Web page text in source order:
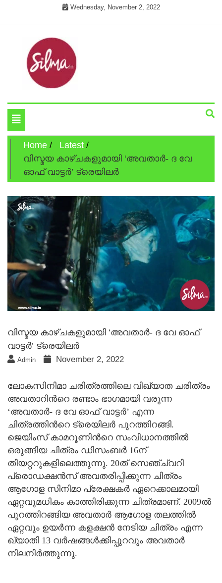
Wednesday, November 2, 2022
Silma.in
Toggle
navigation
Home
Latest
വിസ്മയ കാഴ്ചകളുമായി ‘അവതാര്‍- ദ വേ
ഓഫ് വാട്ടര്‍’ ട്രെയിലര്‍
വിസ്മയ കാഴ്ചകളുമായി ‘അവതാര്‍- ദ വേ ഓഫ്
വാട്ടര്‍’ ട്രെയിലര്‍
Admin November 2, 2022
ലോകസിനിമാ ചരിത്രത്തിലെ വിഖ്യാത ചരിത്രം
അവതാറിന്‍റെ രണ്ടാം ഭാഗമായി വരുന്ന
‘അവതാര്‍- ദ വേ ഓഫ് വാട്ടര്‍’ എന്ന
ചിത്രത്തിന്‍റെ ട്രെയിലര്‍ പുറത്തിറങ്ങി.
ജെയിംസ് കാമറൂണിന്‍റെ സംവിധാനത്തില്‍
ഒരുങ്ങിയ ചിത്രം ഡിസംബര്‍ 16ന്
തിയറ്ററുകളിലെത്തുന്നു. 20ത് സെഞ്ച്വറി
പ്രൊഡക്ഷന്‍സ് അവതരിപ്പിക്കുന്ന ചിത്രം
ആഗോള സിനിമാ പ്രേക്ഷകര്‍ ഏറെക്കാലമായി
ഏറ്റവുമധികം കാത്തിരിക്കുന്ന ചിത്രമാണ്. 2009ല്‍
പുറത്തിറങ്ങിയ അവതാര്‍ ആഗോള തലത്തില്‍
ഏറ്റവും ഉയര്‍ന്ന കളക്ഷന്‍ നേടിയ ചിത്രം എന്ന
ഖ്യാതി 13 വര്‍ഷങ്ങള്‍ക്കിപ്പുറവും അവതാര്‍
നിലനിര്‍ത്തുന്നു.